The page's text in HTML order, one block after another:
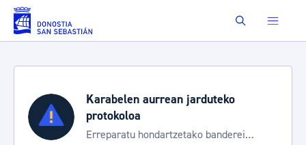
Eduki nagusira joan Buscar
Karabelen aurrean jarduteko
protokoloa
Erreparatu hondartzetako banderei